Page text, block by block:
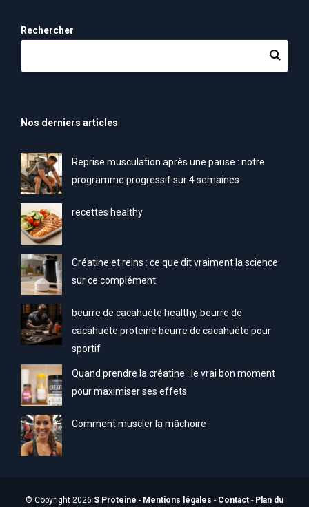
Rechercher
Nos derniers articles
Reprise musculation après une pause : notre
programme progressif sur 4 semaines
recettes healthy
Créatine et reins : ce que dit vraiment la science
sur ce complément
beurre de cacahuète healthy, beurre de
cacahuète proteiné beurre de cacahuète pour
sportif
Quand prendre la créatine : le vrai bon moment
pour maximiser ses effets
Comment muscler la mâchoire
© Copyright 2026 S Proteine - Mentions légales - Contact - Plan du